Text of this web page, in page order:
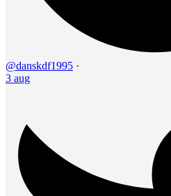
@danskdf1995 ·
3 aug